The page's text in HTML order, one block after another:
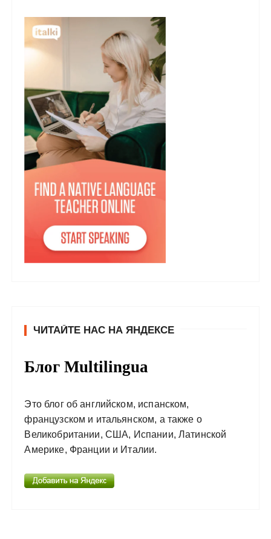
ЧИТАЙТЕ НАС НА ЯНДЕКСЕ
Блог Multilingua
Это блог об английском, испанском,
французском и итальянском, а также о
Великобритании, США, Испании, Латинской
Америке, Франции и Италии.